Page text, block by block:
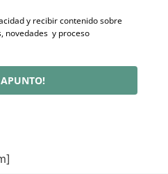
y recibir contenido sobre
novedades y proceso
APUNTO!